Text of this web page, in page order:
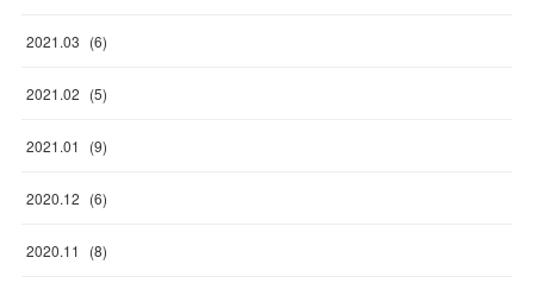
2021.03 (6)
2021.02 (5)
2021.01 (9)
2020.12 (6)
2020.11 (8)